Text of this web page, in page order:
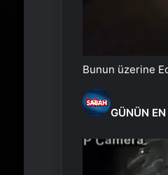
Bunun üzerine
GÜNÜN